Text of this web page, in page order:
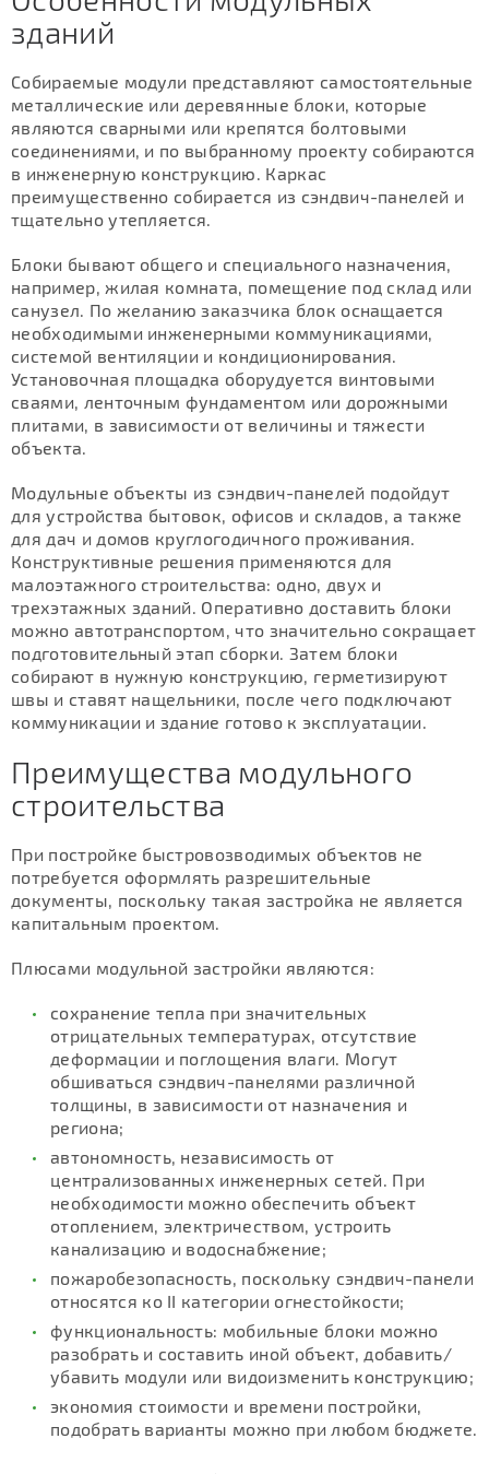
зданий
Собираемые модули представляют самостоятельные
металлические или деревянные блоки, которые
являются сварными или крепятся болтовыми
соединениями, и по выбранному проекту собираются
в инженерную конструкцию. Каркас
преимущественно собирается из сэндвич-панелей и
тщательно утепляется.
Блоки бывают общего и специального назначения,
например, жилая комната, помещение под склад или
санузел. По желанию заказчика блок оснащается
необходимыми инженерными коммуникациями,
системой вентиляции и кондиционирования.
Установочная площадка оборудуется винтовыми
сваями, ленточным фундаментом или дорожными
плитами, в зависимости от величины и тяжести
объекта.
Модульные объекты из сэндвич-панелей подойдут
для устройства бытовок, офисов и складов, а также
для дач и домов круглогодичного проживания.
Конструктивные решения применяются для
малоэтажного строительства: одно, двух и
трехэтажных зданий. Оперативно доставить блоки
можно автотранспортом, что значительно сокращает
подготовительный этап сборки. Затем блоки
собирают в нужную конструкцию, герметизируют
швы и ставят нащельники, после чего подключают
коммуникации и здание готово к эксплуатации.
Преимущества модульного
строительства
При постройке быстровозводимых объектов не
потребуется оформлять разрешительные
документы, поскольку такая застройка не является
капитальным проектом.
Плюсами модульной застройки являются:
сохранение тепла при значительных
отрицательных температурах, отсутствие
деформации и поглощения влаги. Могут
обшиваться сэндвич-панелями различной
толщины, в зависимости от назначения и
региона;
автономность, независимость от
централизованных инженерных сетей. При
необходимости можно обеспечить объект
отоплением, электричеством, устроить
канализацию и водоснабжение;
пожаробезопасность, поскольку сэндвич-панели
относятся ко II категории огнестойкости;
функциональность: мобильные блоки можно
разобрать и составить иной объект, добавить/
убавить модули или видоизменить конструкцию;
экономия стоимости и времени постройки,
подобрать варианты можно при любом бюджете.